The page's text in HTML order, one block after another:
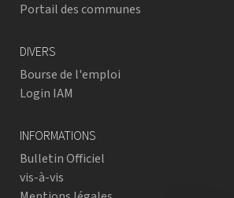
Portail des communes
DIVERS
Bourse de l'emploi
Login IAM
INFORMATIONS
Bulletin Officiel
vis-à-vis